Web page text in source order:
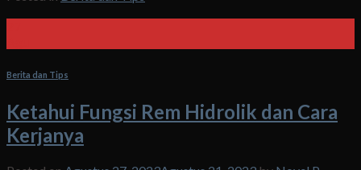
Berita dan Tips
Ketahui Fungsi Rem Hidrolik dan Cara
Kerjanya